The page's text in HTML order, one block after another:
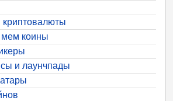
коины
и лаунчпады